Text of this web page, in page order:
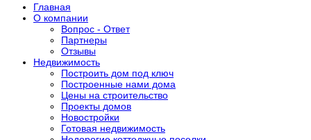
Главная
О компании
Вопрос - Ответ
Партнеры
Отзывы
Недвижимость
Построить дом под ключ
Построенные нами дома
Цены на строительство
Проекты домов
Новостройки
Готовая недвижимость